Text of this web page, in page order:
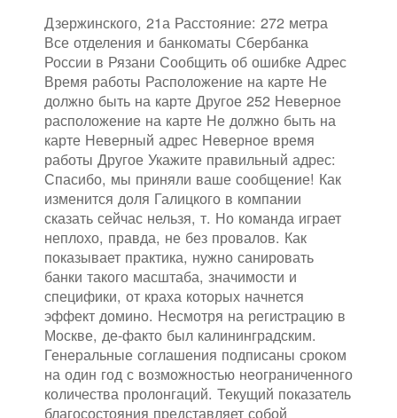
Дзержинского, 21а Расстояние: 272 метра
Все отделения и банкоматы Сбербанка
России в Рязани Сообщить об ошибке Адрес
Время работы Расположение на карте Не
должно быть на карте Другое 252 Неверное
расположение на карте Не должно быть на
карте Неверный адрес Неверное время
работы Другое Укажите правильный адрес:
Спасибо, мы приняли ваше сообщение! Как
изменится доля Галицкого в компании
сказать сейчас нельзя, т. Но команда играет
неплохо, правда, не без провалов. Как
показывает практика, нужно санировать
банки такого масштаба, значимости и
специфики, от краха которых начнется
эффект домино. Несмотря на регистрацию в
Москве, де-факто был калининградским.
Генеральные соглашения подписаны сроком
на один год с возможностью неограниченного
количества пролонгаций. Текущий показатель
благосостояния представляет собой